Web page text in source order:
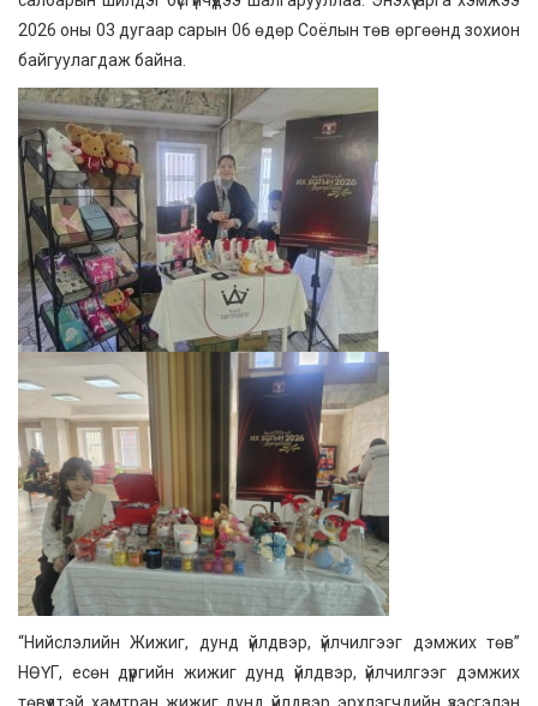
2026 оны 03 дугаар сарын 06 өдөр Соёлын төв өргөөнд зохион
байгуулагдаж байна.
“Нийслэлийн Жижиг, дунд үйлдвэр, үйлчилгээг дэмжих төв”
НӨҮГ, есөн дүүргийн жижиг дунд үйлдвэр, үйлчилгээг дэмжих